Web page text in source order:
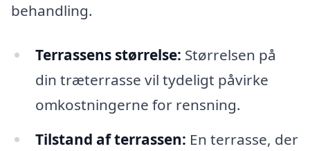
behandling.
Terrassens størrelse: Størrelsen på
din træterrasse vil tydeligt påvirke
omkostningerne for rensning.
Tilstand af terrassen: En terrasse, der